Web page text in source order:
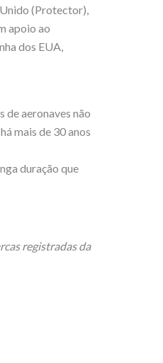
(Protector),
apoio ao
dos EUA,
de aeronaves não
mais de 30 anos
duração que
registradas da